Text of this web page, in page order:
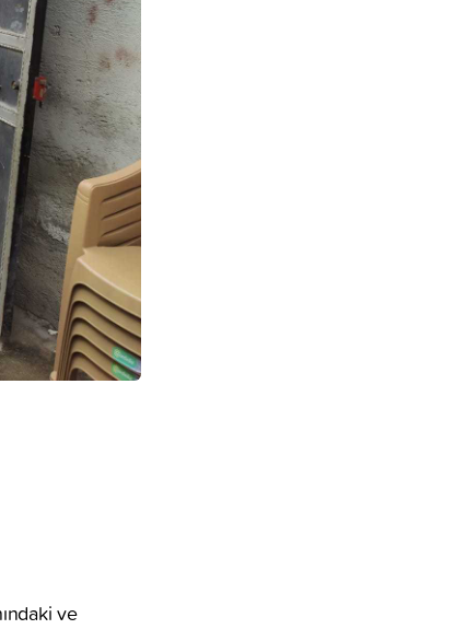
ve